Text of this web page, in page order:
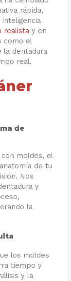
rápida,
realista y en
como el
la dentadura
real.
de
moldes, el
de tu
Nos
y
la
los moldes
tiempo y
y la